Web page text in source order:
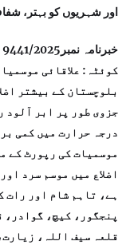
اور شہریوں کو بہتر،
خبرنامہ نمبر9441/2025
کوئٹہ: علاقائی
بلوچستان کے بیشتر
جزوی طور پر ابر آلود
درجہ حرارت میں کمی
موسمیات کی رپورٹ کے
اضلاع میں موسم سرد
ہے، تاہم شام اور رات
پنجگور، کیچ، گوادر،
قلعہ سیف اللہ،